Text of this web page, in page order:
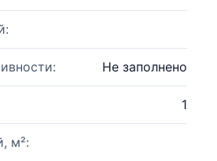
Не заполнено
1
м²: